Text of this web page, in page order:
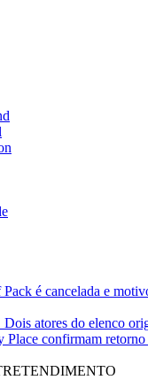
é cancelada e
atores do elenco
Place confirmam retorno